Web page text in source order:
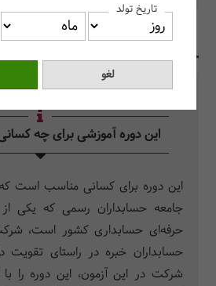
در یک نگاه سرفصل دروس
این دوره آموزشی برای چه
این دوره برای کسانی مناسب است
جامعه حسابداران رسمی که یکی از
حرفه‌ای حسابداری کشور است،
حسابداران خبره در راستای
شرکت در این آزمون، این دوره را
تاریخ تولد